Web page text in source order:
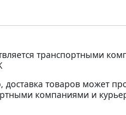
транспортными
доставка товаров может
компаниями и